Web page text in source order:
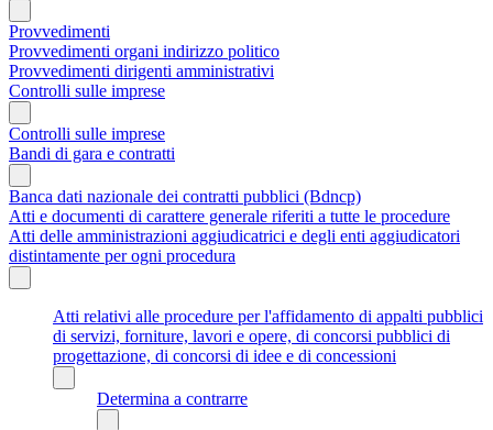
Provvedimenti
Provvedimenti organi indirizzo politico
Provvedimenti dirigenti amministrativi
Controlli sulle imprese
Controlli sulle imprese
Bandi di gara e contratti
Banca dati nazionale dei contratti pubblici (Bdncp)
Atti e documenti di carattere generale riferiti a tutte le procedure
Atti delle amministrazioni aggiudicatrici e degli enti aggiudicatori
distintamente per ogni procedura
Atti relativi alle procedure per l'affidamento di appalti pubblici
di servizi, forniture, lavori e opere, di concorsi pubblici di
progettazione, di concorsi di idee e di concessioni
Determina a contrarre